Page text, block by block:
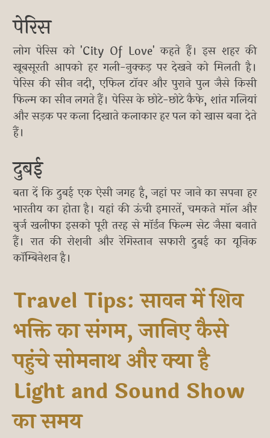
पेरिस
लोग पेरिस को 'City Of Love' कहते हैं। इस शहर की
खूबसूरती आपको हर गली-नुक्कड़ पर देखने को मिलती है।
पेरिस की सीन नदी, एफिल टॉवर और पुराने पुल जैसे किसी
फिल्म का सीन लगते हैं। पेरिस के छोटे-छोटे कैफे, शांत गलियां
और सड़क पर कला दिखाते कलाकार हर पल को खास बना देते
हैं।
दुबई
बता दें कि दुबई एक ऐसी जगह है, जहां पर जाने का सपना हर
भारतीय का होता है। यहां की ऊंची इमारतें, चमकते मॉल और
बुर्ज खलीफा इसको पूरी तरह से मॉर्डन फिल्म सेट जैसा बनाते
हैं। रात की रोशनी और रेगिस्तान सफारी दुबई का यूनिक
कॉम्बिनेशन है।
Travel Tips: सावन में शिव
भक्ति का संगम, जानिए कैसे
पहुंचे सोमनाथ और क्या है
Light and Sound Show
का समय